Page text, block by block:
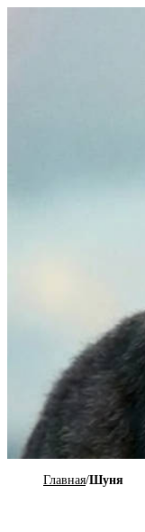
Главная/Шуня